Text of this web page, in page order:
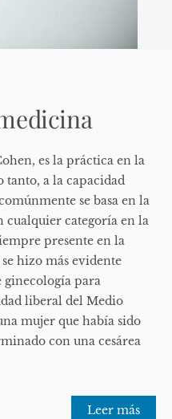
es la práctica en la
tanto, a la capacidad
se basa en la
cualquier categoría en la
presente en la
hizo más evidente
ginecología para
liberal del Medio
mujer que había sido
con una cesárea
Leer más